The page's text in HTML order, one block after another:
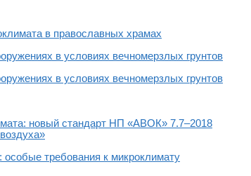
в православных храмах
в условиях вечномерзлых грунтов
в условиях вечномерзлых грунтов
новый стандарт НП «АВОК» 7.7–2018
требования к микроклимату